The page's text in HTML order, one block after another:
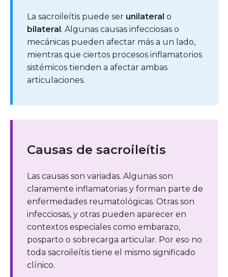
La sacroileítis puede ser unilateral o
bilateral. Algunas causas infecciosas o
mecánicas pueden afectar más a un lado,
mientras que ciertos procesos inflamatorios
sistémicos tienden a afectar ambas
articulaciones.
Causas de sacroileítis
Las causas son variadas. Algunas son
claramente inflamatorias y forman parte de
enfermedades reumatológicas. Otras son
infecciosas, y otras pueden aparecer en
contextos especiales como embarazo,
posparto o sobrecarga articular. Por eso no
toda sacroileítis tiene el mismo significado
clínico.